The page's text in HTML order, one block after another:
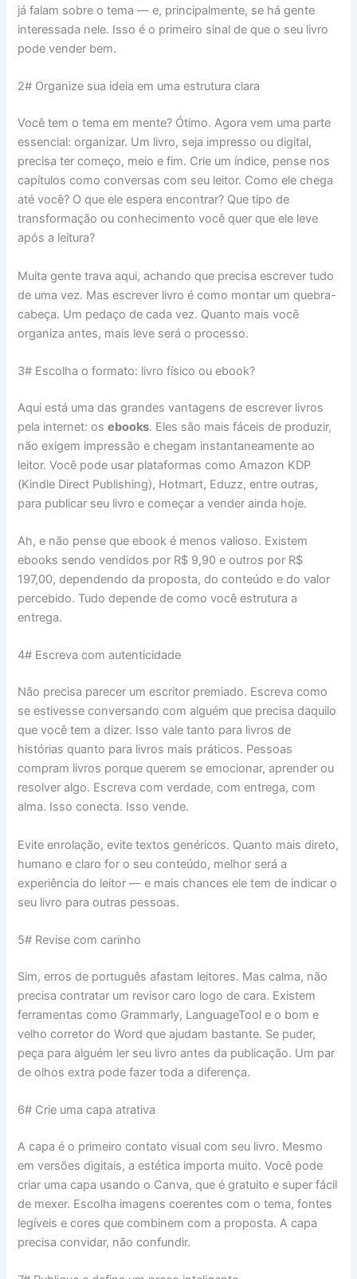
já falam sobre o tema — e, principalmente, se há gente
interessada nele. Isso é o primeiro sinal de que o seu livro
pode vender bem.
2# Organize sua ideia em uma estrutura clara
Você tem o tema em mente? Ótimo. Agora vem uma parte
essencial: organizar. Um livro, seja impresso ou digital,
precisa ter começo, meio e fim. Crie um índice, pense nos
capítulos como conversas com seu leitor. Como ele chega
até você? O que ele espera encontrar? Que tipo de
transformação ou conhecimento você quer que ele leve
após a leitura?
Muita gente trava aqui, achando que precisa escrever tudo
de uma vez. Mas escrever livro é como montar um quebra-
cabeça. Um pedaço de cada vez. Quanto mais você
organiza antes, mais leve será o processo.
3# Escolha o formato: livro físico ou ebook?
Aqui está uma das grandes vantagens de escrever livros
pela internet: osebooks. Eles são mais fáceis de produzir,
não exigem impressão e chegam instantaneamente ao
leitor. Você pode usar plataformas como Amazon KDP
(Kindle Direct Publishing), Hotmart, Eduzz, entre outras,
para publicar seu livro e começar a vender ainda hoje.
Ah, e não pense que ebook é menos valioso. Existem
ebooks sendo vendidos por R$ 9,90 e outros por R$
197,00, dependendo da proposta, do conteúdo e do valor
percebido. Tudo depende de como você estrutura a
entrega.
4# Escreva com autenticidade
Não precisa parecer um escritor premiado. Escreva como
se estivesse conversando com alguém que precisa daquilo
que você tem a dizer. Isso vale tanto para livros de
histórias quanto para livros mais práticos. Pessoas
compram livros porque querem se emocionar, aprender ou
resolver algo. Escreva com verdade, com entrega, com
alma. Isso conecta. Isso vende.
Evite enrolação, evite textos genéricos. Quanto mais direto,
humano e claro for o seu conteúdo, melhor será a
experiência do leitor — e mais chances ele tem de indicar o
seu livro para outras pessoas.
5# Revise com carinho
Sim, erros de português afastam leitores. Mas calma, não
precisa contratar um revisor caro logo de cara. Existem
ferramentas como Grammarly, LanguageTool e o bom e
velho corretor do Word que ajudam bastante. Se puder,
peça para alguém ler seu livro antes da publicação. Um par
de olhos extra pode fazer toda a diferença.
6# Crie uma capa atrativa
A capa é o primeiro contato visual com seu livro. Mesmo
em versões digitais, a estética importa muito. Você pode
criar uma capa usando o Canva, que é gratuito e super fácil
de mexer. Escolha imagens coerentes com o tema, fontes
legíveis e cores que combinem com a proposta. A capa
precisa convidar, não confundir.